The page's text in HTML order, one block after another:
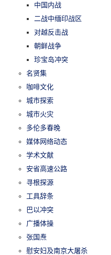
中国内战
二战中缅印战区
对越反击战
朝鲜战争
珍宝岛冲突
名贤集
咖啡文化
城市探索
城市火灾
多伦多春晚
媒体网络动态
学术文献
安省高速公路
寻根探源
工具辞条
巴以冲突
广播体操
张国焘
慰安妇及南京大屠杀